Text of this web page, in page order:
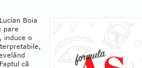
Boia
pare
induce o
că